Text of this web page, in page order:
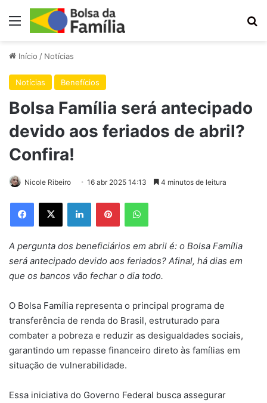
Menu
Início / Notícias
Notícias Benefícios
Bolsa Família será antecipado
devido aos feriados de abril?
Confira!
Nicole Ribeiro 16 abr 2025 14:13 4 minutos de leitura
Facebook
X LinkedinPinterestWhatsApp
A pergunta dos beneficiários em abril é: o Bolsa Família
será antecipado devido aos feriados? Afinal, há dias em
que os bancos vão fechar o dia todo.
O Bolsa Família representa o principal programa de
transferência de renda do Brasil, estruturado para
combater a pobreza e reduzir as desigualdades sociais,
garantindo um repasse financeiro direto às famílias em
situação de vulnerabilidade.
Essa iniciativa do Governo Federal busca assegurar